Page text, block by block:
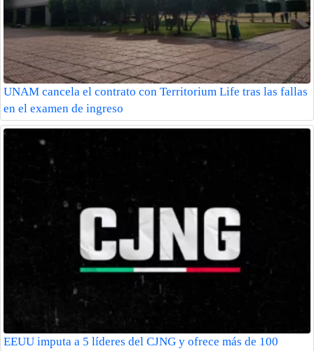
UNAM cancela el contrato con Territorium Life tras las fallas
en el examen de ingreso
EEUU imputa a 5 líderes del CJNG y ofrece más de 100